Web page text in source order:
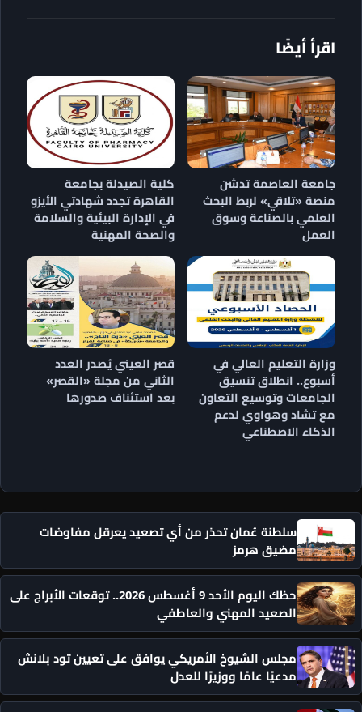
اقرأ أيضًا
جامعة العاصمة تدشن
منصة «تلاقي» لربط البحث
العلمي بالصناعة وسوق
العمل
كلية الصيدلة بجامعة
القاهرة تجدد شهادتي الأيزو
في الإدارة البيئية والسلامة
والصحة المهنية
وزارة التعليم العالي في
أسبوع.. انطلاق تنسيق
الجامعات وتوسيع التعاون
مع تشاد وهواوي لدعم
الذكاء الاصطناعي
قصر العيني يُصدر العدد
الثاني من مجلة «القصر»
بعد استئناف صدورها
سلطنة عُمان تحذر من أي تصعيد يعرقل مفاوضات
مضيق هرمز
حظك اليوم الأحد 9 أغسطس 2026.. توقعات الأبراج على
الصعيد المهني والعاطفي
مجلس الشيوخ الأمريكي يوافق على تعيين تود بلانش
مدعيًا عامًا ووزيرًا للعدل